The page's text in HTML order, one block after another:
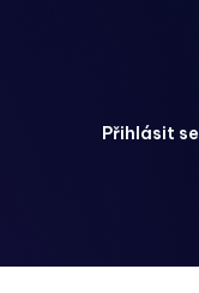
Přihlásit se